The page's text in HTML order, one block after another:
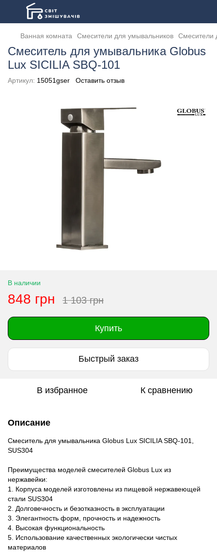
Ванная комната Смесители для умывальников Смесители
Смеситель для умывальника Globus
Lux SICILIA SBQ-101
Артикул: 15051gser Оставить отзыв
В наличии
848 грн 1 103 грн
Купить
Быстрый заказ
В избранное К сравнению
Описание
Смеситель для умывальника Globus Lux SICILIA SBQ-101,
SUS304
Преимущества моделей смесителей Globus Lux из
нержавейки:
1. Корпуса моделей изготовлены из пищевой нержавеющей
стали SUS304
2. Долговечность и безотказность в эксплуатации
3. Элегантность форм, прочность и надежность
4. Высокая функциональность
5. Использование качественных экологически чистых
материалов